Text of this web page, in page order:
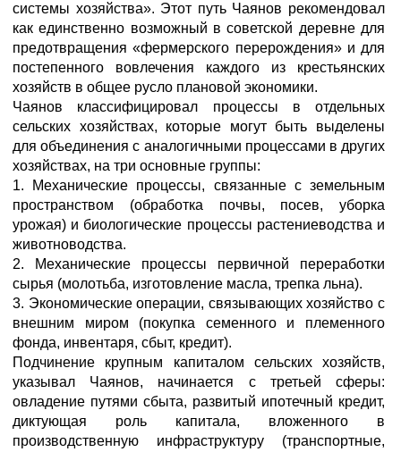
системы хозяйства». Этот путь Чаянов рекомендовал
как единственно возможный в советской деревне для
предотвращения «фермерского перерождения» и для
постепенного вовлечения каждого из крестьянских
хозяйств в общее русло плановой экономики.
Чаянов классифицировал процессы в отдельных
сельских хозяйствах, которые могут быть выделены
для объединения с аналогичными процессами в других
хозяйствах, на три основные группы:
1. Механические процессы, связанные с земельным
пространством (обработка почвы, посев, уборка
урожая) и биологические процессы растениеводства и
животноводства.
2. Механические процессы первичной переработки
сырья (молотьба, изготовление масла, трепка льна).
3. Экономические операции, связывающих хозяйство с
внешним миром (покупка семенного и племенного
фонда, инвентаря, сбыт, кредит).
Подчинение крупным капиталом сельских хозяйств,
указывал Чаянов, начинается с третьей сферы:
овладение путями сбыта, развитый ипотечный кредит,
диктующая роль капитала, вложенного в
производственную инфраструктуру (транспортные,